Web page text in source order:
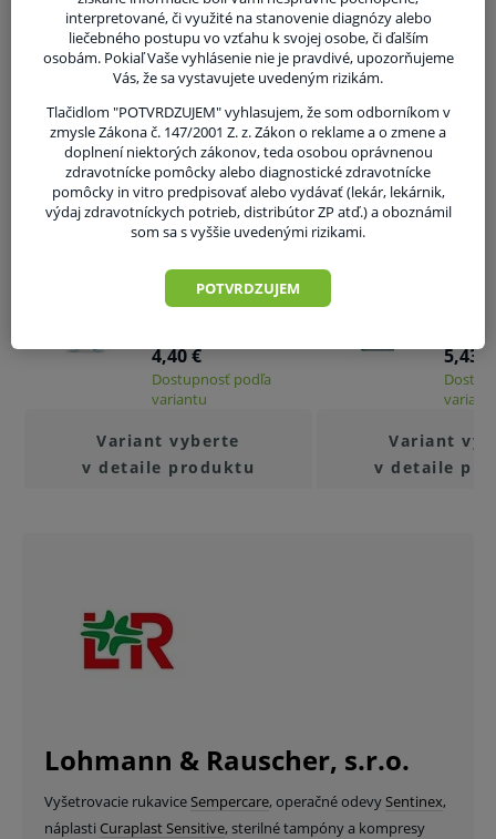
Balenie:
Predaj na kusy. (1 ks = pár)
V balení 70 ks. (párov).
V kartóne 6 balení. (6 x 70 párov)
V prípade porušenia zapečateného obalu tohto
tovaru nie je z dôvodu ochrany zdravia alebo
zmluvy v lehote 14 dní.
Súvisiaci tovar
Jednorazová operačná
tunika + nohavice -
4,40 €
Dostupnosť podľa
variantu
Variant vyberte
v detaile produktu
5,43 €
Variant
v detaile
Lohmann & Rauscher, s.r.o.
Vyšetrovacie rukaviceSempercare, operačné odevySentinex,
náplasti Curaplast Sensitive, sterilné tampóny a kompresy
interpretované, či využité na stanovenie diagnózy alebo
liečebného postupu vo vzťahu k svojej osobe, či ďalším
osobám. Pokiaľ Vaše vyhlásenie nie je pravdivé, upozorňujeme
Vás, že sa vystavujete uvedeným rizikám.
Tlačidlom "POTVRDZUJEM" vyhlasujem, že som odborníkom v
zmysle Zákona č. 147/2001 Z. z. Zákon o reklame a o zmene a
doplnení niektorých zákonov, teda osobou oprávnenou
zdravotnícke pomôcky alebo diagnostické zdravotnícke
pomôcky in vitro predpisovať alebo vydávať (lekár, lekárnik,
výdaj zdravotníckych potrieb, distribútor ZP atď.) a oboznámil
som sa s vyššie uvedenými rizikami.
POTVRDZUJEM